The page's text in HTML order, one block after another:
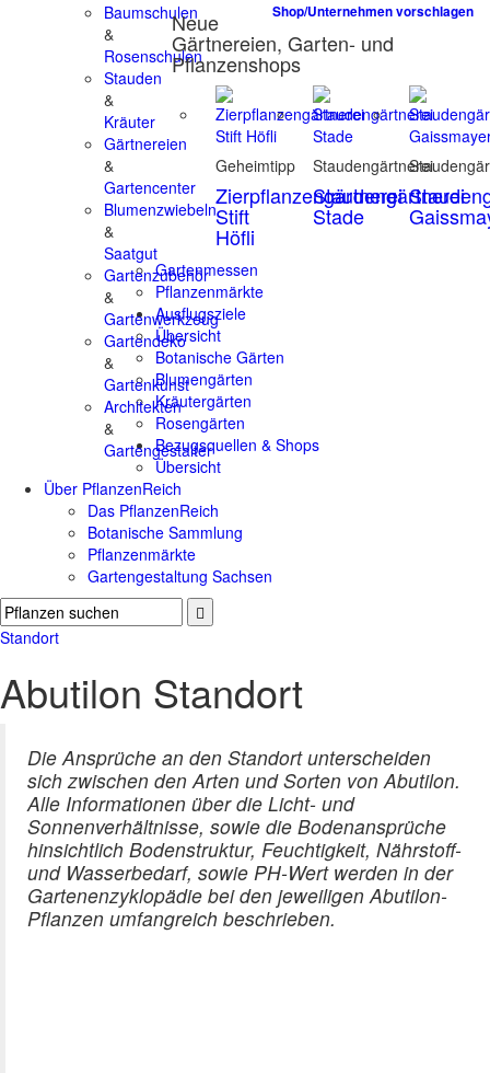
Baumschulen
&
Rosenschulen
Stauden
&
Kräuter
Gärtnereien
&
Gartencenter
Blumenzwiebeln
&
Saatgut
Gartenzubehör
&
Gartenwerkzeug
Gartendeko
&
Gartenkunst
Architekten
&
Gartengestalter
Shop/Unternehmen vorschlagen
Neue
Gärtnereien, Garten- und
Pflanzenshops
Geheimtipp
Zierpflanzengärtnerei
Stift
Höfli
Staudengärtnerei
Staudengärtnerei
Stade
Gartenmessen
Pflanzenmärkte
Ausflugsziele
Übersicht
Botanische Gärten
Blumengärten
Kräutergärten
Rosengärten
Bezugsquellen & Shops
Übersicht
Über PflanzenReich
Das PflanzenReich
Botanische Sammlung
Pflanzenmärkte
Gartengestaltung Sachsen
Standort
Abutilon Standort
Die Ansprüche an den Standort unterscheiden
sich zwischen den Arten und Sorten von Abutilon.
Alle Informationen über die Licht- und
Sonnenverhältnisse, sowie die Bodenansprüche
hinsichtlich Bodenstruktur, Feuchtigkeit, Nährstoff-
und Wasserbedarf, sowie PH-Wert werden in der
Gartenenzyklopädie bei den jeweiligen Abutilon-
Pflanzen umfangreich beschrieben.